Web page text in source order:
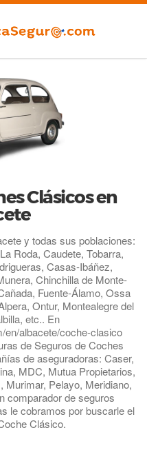
Clásicos en
y todas sus poblaciones:
Roda, Caudete, Tobarra,
Casas-Ibáñez,
Chinchilla de Monte-
Fuente-Álamo, Ossa
Ontur, Montealegre del
etc.. En
en/albacete/coche-clasico
de Seguros de Coches
de aseguradoras: Caser,
MDC, Mutua Propietarios,
Murimar, Pelayo, Meridiano,
comparador de seguros
le cobramos por buscarle el
Clásico.